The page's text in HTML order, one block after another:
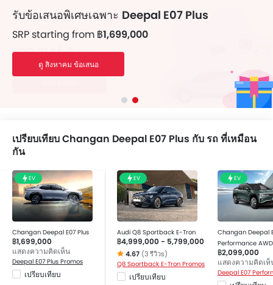
รับข้อเสนอพิเศษเฉพาะ Deepal E07 Plus
SRP starting from ฿1,699,000
ดู สิงหาคม ข้อเสนอ
เปรียบเทียบ Changan Deepal E07 Plus กับ รถ ที่เหมือน
กัน
EV
Changan Deepal E07 Plus
฿1,699,000
แสดงความคิดเห็น
Deepal E07 Plus Promos
เปรียบเทียบ
EV
Audi Q8 Sportback E-Tron
฿4,999,000 - 5,799,000
4.67 (3 รีวิวs)
Q8 Sportback E-Tron Promos
เปรียบเทียบ
EV
Changan Deepal
Performance AWD
฿2,099,000
แสดงความคิดเห็